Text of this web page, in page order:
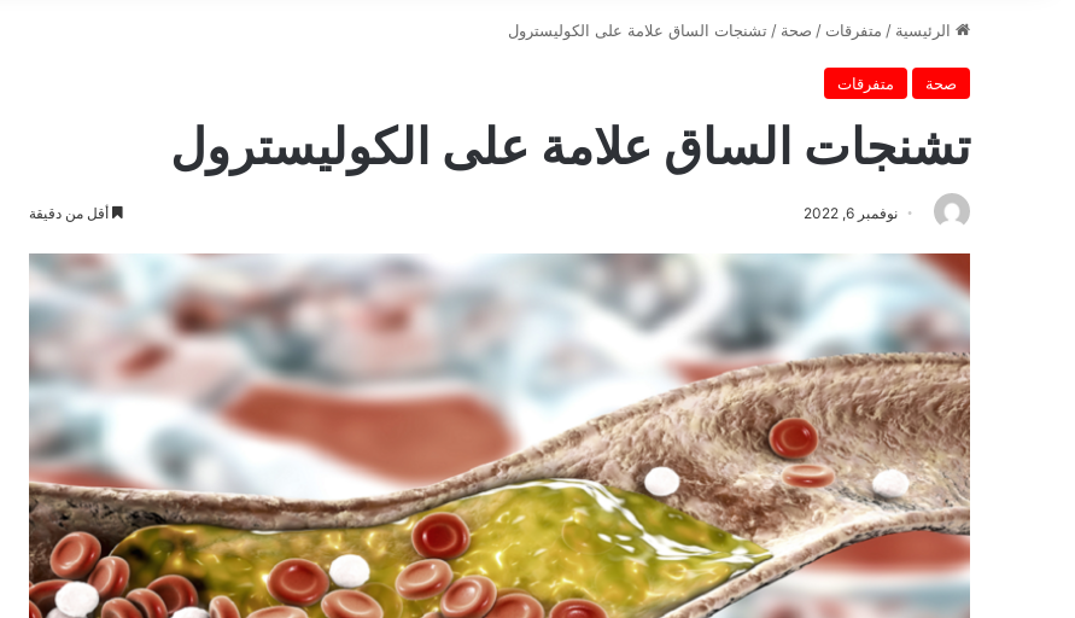
الرئيسية / متفرقات / صحة / تشنجات الساق علامة على الكوليسترول
صحة متفرقات
تشنجات الساق علامة على الكوليسترول
نوفمبر 6, 2022 أقل من دقيقة